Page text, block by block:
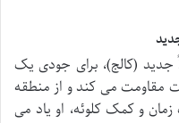
جدید (کالج)، برای جودی یک
مقاومت می کند و از منطقه
و کمک کلوئه، او یاد می